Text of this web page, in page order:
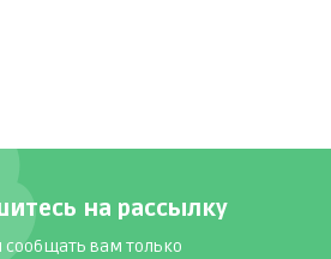
на рассылку
вам только